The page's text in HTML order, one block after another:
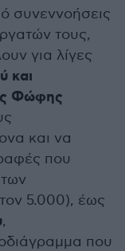
συνεννοήσεις
τους,
για λίγες
και
Φώφης
και να
που
5.000), έως
,
που